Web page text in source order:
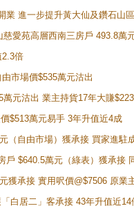
進一步提升黃大仙及鑽石山
愛苑高層西南三房戶 493.8萬
2.3倍
市場價$535萬元沽出
元沽出 業主持貨17年大賺
$513萬元易手 3年升值近4成
（自由市場）獲承接 買家進駐
$640.5萬元（綠表）獲承接
獲承接 實用呎價@$7506 原業
白居二」客承接 43年升值近14